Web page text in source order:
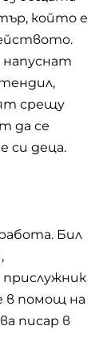
който е
напуснат
срещу
да се
си деца.
Бил
в помощ на
писар в